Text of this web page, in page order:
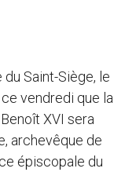
Saint-Siège, le
vendredi que la
XVI sera
archevêque de
épiscopale du